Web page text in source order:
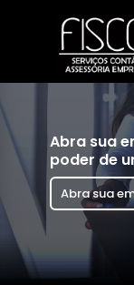
Abra sua
poder de
Abra sua